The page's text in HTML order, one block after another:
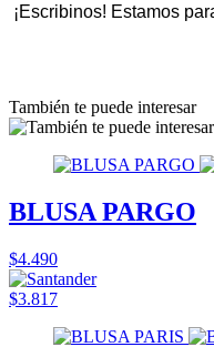
¡Escribinos! Estamos
También te puede interesar
BLUSA PARGO
$4.490
$3.817